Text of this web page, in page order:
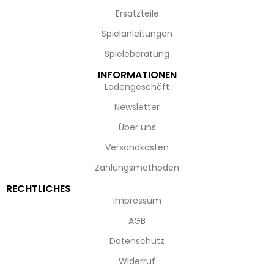
Ersatzteile
Spielanleitungen
Spieleberatung
INFORMATIONEN
Ladengeschäft
Newsletter
Über uns
Versandkosten
Zahlungsmethoden
RECHTLICHES
Impressum
AGB
Datenschutz
Widerruf